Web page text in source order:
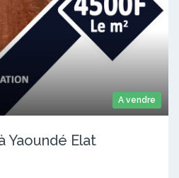
A vendre
Yaoundé Elat